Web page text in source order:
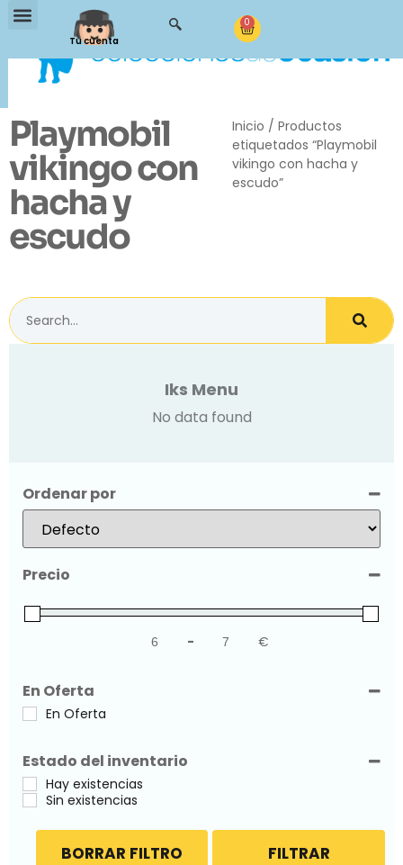
Tu cuenta
0
Playmobil
vikingo con
hacha y
escudo
Inicio / Productos
etiquetados “Playmobil
vikingo con hacha y
escudo”
Iks Menu
No data found
Ordenar por
Sort Products
Precio
Minimum Price
- Maximum Price
€
En Oferta
En Oferta
Estado del inventario
Hay existencias
Sin existencias
FILTRAR
BORRAR FILTRO